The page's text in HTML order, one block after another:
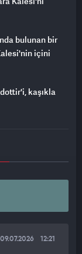
bulunan bir
içini
kaşıkla
ederek buradaki
09.07.2026 12:21